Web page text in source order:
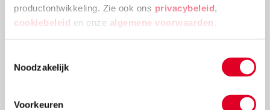
productontwikkeling. Zie ook ons privacybeleid
cookiebeleid en onze algemene voorwaarden
Noodzakelijk
Voorkeuren
Spreken en luisteren zijn super